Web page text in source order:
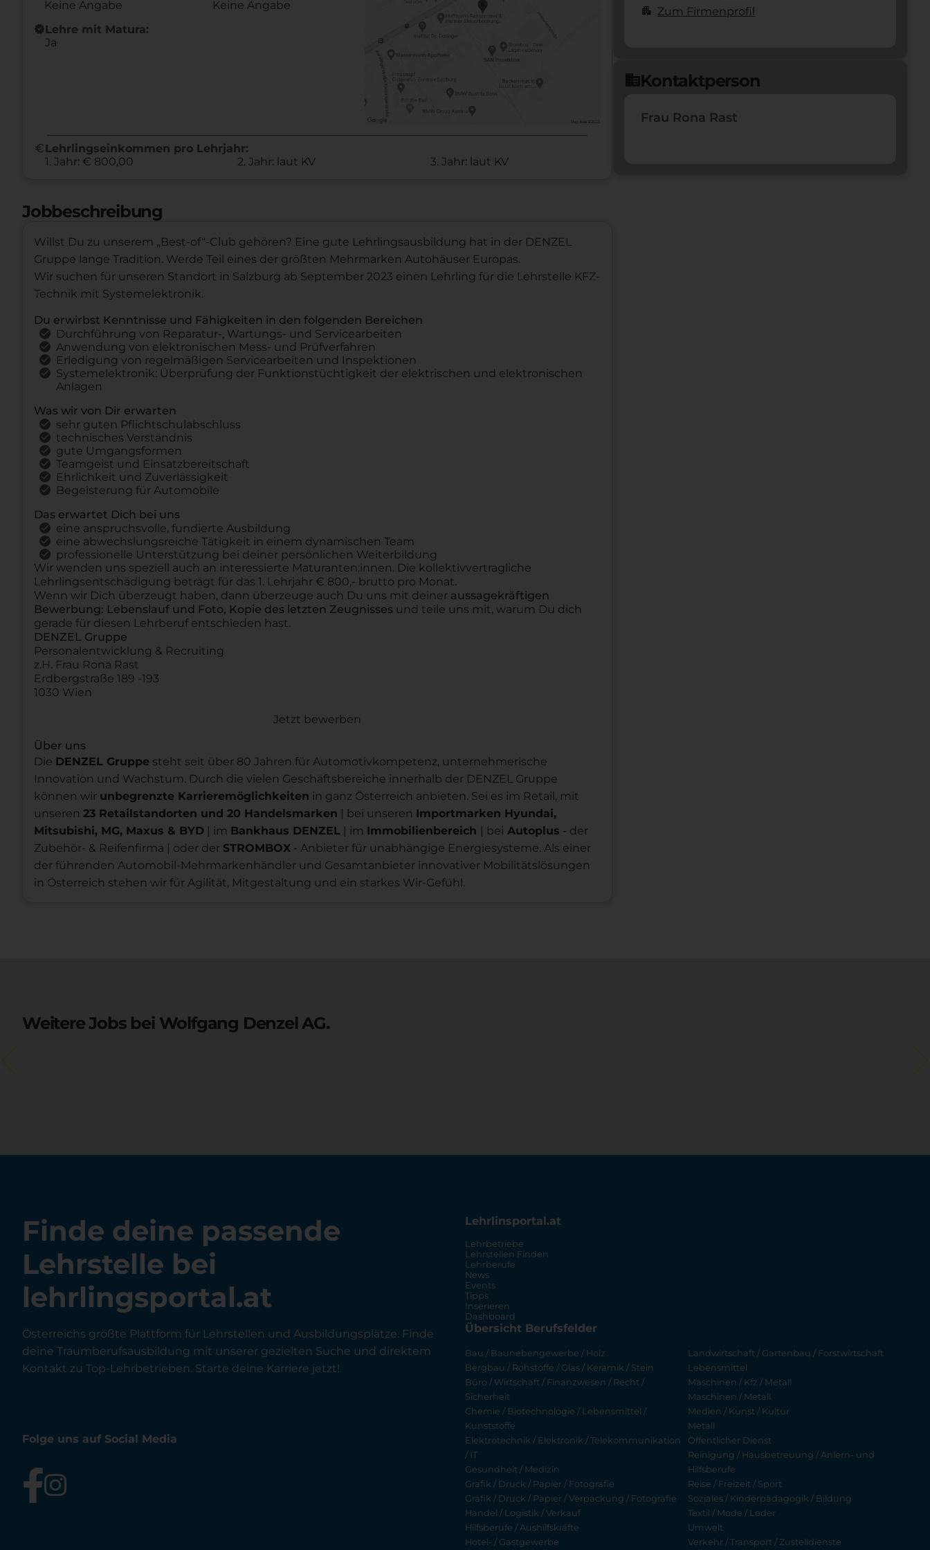
Keine Angabe
Keine Angabe
new_releasesLehre mit Matura:
Ja
euro Lehrlingseinkommen pro Lehrjahr:
1. Jahr: € 800,00
2. Jahr: laut KV 3. Jahr: laut KV
Jobbeschreibung
Willst Du zu unserem „Best-of“-Club gehören? Eine gute Lehrlingsausbildung hat in der DENZEL
Gruppe lange Tradition. Werde Teil eines der größten Mehrmarken Autohäuser Europas.
Wir suchen für unseren Standort in Salzburg ab September 2023 einen Lehrling für die Lehrstelle KFZ-
Technik mit Systemelektronik.
Du erwirbst Kenntnisse und Fähigkeiten in den folgenden Bereichen
Durchführung von Reparatur-, Wartungs- und Servicearbeiten
Anwendung von elektronischen Mess- und Prüfverfahren
Erledigung von regelmäßigen Servicearbeiten und Inspektionen
Systemelektronik: Überprüfung der Funktionstüchtigkeit der elektrischen und elektronischen
Anlagen
Was wir von Dir erwarten
sehr guten Pflichtschulabschluss
technisches Verständnis
gute Umgangsformen
Teamgeist und Einsatzbereitschaft
Ehrlichkeit und Zuverlässigkeit
Begeisterung für Automobile
Das erwartet Dich bei uns
eine anspruchsvolle, fundierte Ausbildung
eine abwechslungsreiche Tätigkeit in einem dynamischen Team
professionelle Unterstützung bei deiner persönlichen Weiterbildung
Wir wenden uns speziell auch an interessierte Maturanten:innen. Die kollektivvertragliche
Lehrlingsentschädigung beträgt für das 1. Lehrjahr € 800,- brutto pro Monat.
Wenn wir Dich überzeugt haben, dann überzeuge auch Du uns mit deiner aussagekräftigen
Bewerbung: Lebenslauf und Foto, Kopie des letzten Zeugnisses und teile uns mit, warum Du dich
gerade für diesen Lehrberuf entschieden hast.
DENZEL Gruppe
Personalentwicklung & Recruiting
z.H. Frau Rona Rast
Erdbergstraße 189 -193
1030 Wien
Jetzt bewerben
Über uns
Die DENZEL Gruppe steht seit über 80 Jahren für Automotivkompetenz, unternehmerische
Innovation und Wachstum. Durch die vielen Geschäftsbereiche innerhalb der DENZEL Gruppe
können wir unbegrenzte Karrieremöglichkeiten in ganz Österreich anbieten. Sei es im Retail, mit
unseren 23 Retailstandorten und 20 Handelsmarken | bei unseren Importmarken Hyundai,
Mitsubishi, MG, Maxus & BYD | im Bankhaus DENZEL | im Immobilienbereich | bei Autoplus - der
Zubehör- & Reifenfirma | oder der STROMBOX - Anbieter für unabhängige Energiesysteme. Als einer
der führenden Automobil-Mehrmarkenhändler und Gesamtanbieter innovativer Mobilitätslösungen
in Österreich stehen wir für Agilität, Mitgestaltung und ein starkes Wir-Gefühl.
apartment Zum Firmenprofil
domainKontaktperson
Frau Rona Rast
Weitere Jobs bei Wolfgang Denzel AG.
Finde deine passende
Lehrstelle bei
lehrlingsportal.at
Österreichs größte Plattform für Lehrstellen und Ausbildungsplätze. Finde
deine Traumberufsausbildung mit unserer gezielten Suche und direktem
Kontakt zu Top-Lehrbetrieben. Starte deine Karriere jetzt!
Folge uns auf Social Media
Lehrlinsportal.at
Lehrbetriebe
Lehrstellen Finden
Lehrberufe
News
Events
Tipps
Inserieren
Dashboard
Übersicht Berufsfelder
Bau / Baunebengewerbe / Holz
Bergbau / Rohstoffe / Glas / Keramik / Stein
Büro / Wirtschaft / Finanzwesen / Recht /
Sicherheit
Chemie / Biotechnologie / Lebensmittel /
Kunststoffe
Elektrotechnik / Elektronik / Telekommunikation
/ IT
Gesundheit / Medizin
Grafik / Druck / Papier / Fotografie
Grafik / Druck / Papier / Verpackung / Fotografie
Handel / Logistik / Verkauf
Hilfsberufe / Aushilfskräfte
Hotel- / Gastgewerbe
Landwirtschaft / Gartenbau / Forstwirtschaft
Lebensmittel
Maschinen / Kfz / Metall
Maschinen / Metall
Medien / Kunst / Kultur
Metall
Öffentlicher Dienst
Reinigung / Hausbetreuung / Anlern- und
Hilfsberufe
Reise / Freizeit / Sport
Soziales / Kinderpädagogik / Bildung
Textil / Mode / Leder
Umwelt
Verkehr / Transport / Zustelldienste